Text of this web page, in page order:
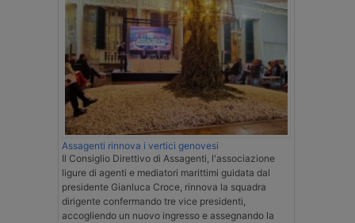
Assagenti rinnova i vertici genovesi
Il Consiglio Direttivo di Assagenti, l'associazione
ligure di agenti e mediatori marittimi guidata dal
presidente Gianluca Croce, rinnova la squadra
dirigente confermando tre vice presidenti,
accogliendo un nuovo ingresso e assegnando la